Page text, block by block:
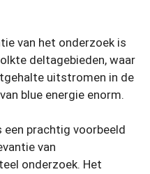
van het onderzoek is
deltagebieden, waar
uitstromen in de
blue energie enorm.
prachtig voorbeeld
van
onderzoek. Het